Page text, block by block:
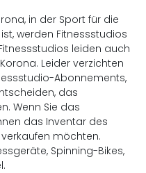
in der Sport für die
werden Fitnessstudios
leiden auch
Leider verzichten
Abonnements,
das
Wenn Sie das
das Inventar des
möchten.
Spinning-Bikes,